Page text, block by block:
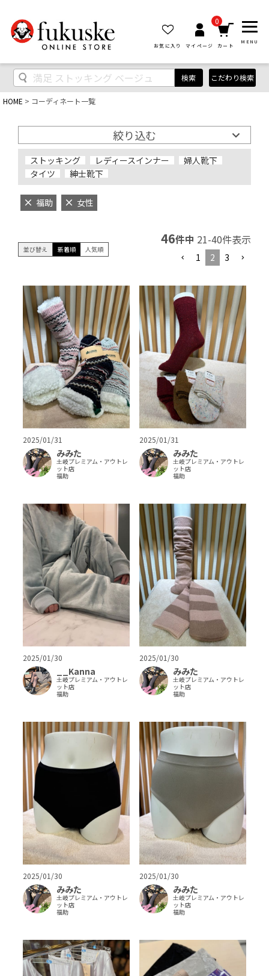
お気に入り マイページ
0
カート
MENU
検索 こだわり検索
HOME コーディネート一覧
絞り込む
ストッキング レディースインナー
婦人靴下
タイツ
紳士靴下
福助 女性
並び替え 新着順 人気順
46件中 21-40件表示
1 2 3
2025/01/31
みみた
土岐プレミアム・アウトレ
ット店
福助
2025/01/31
みみた
土岐プレミアム・アウトレ
ット店
福助
2025/01/30
__Kanna
土岐プレミアム・アウトレ
ット店
福助
2025/01/30
みみた
土岐プレミアム・アウトレ
ット店
福助
2025/01/30
みみた
土岐プレミアム・アウトレ
ット店
福助
2025/01/30
みみた
土岐プレミアム・アウトレ
ット店
福助